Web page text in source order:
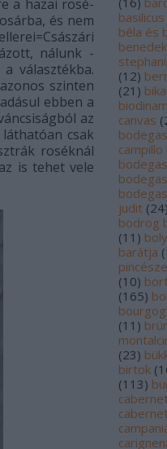
a hazai rosé-
és nem
nálunk -
választékba.
szinten
ebben a
az
csak
roséknál
is tehet vele
basilicus
béla és
benedek
(12)
(21 )
canvas (
campillo
judit (24)
bodrog
(11 )
barátja (
(10)
(165)
(11 )
(23)
birtok (
(113)